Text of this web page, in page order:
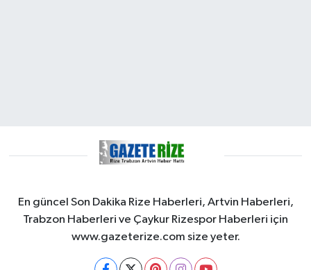
En güncel Son Dakika Rize Haberleri, Artvin Haberleri,
Trabzon Haberleri ve Çaykur Rizespor Haberleri için
www.gazeterize.com size yeter.